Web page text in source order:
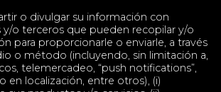
o divulgar su información con
y/o terceros que pueden recopilar y/o
para proporcionarle o enviarle, a través
o método (incluyendo, sin limitación a,
telemercadeo, “push notifications”,
en localización, entre otros), (i)